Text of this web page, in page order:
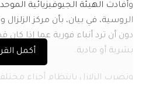
وأفادت الهيئة الجيوفيزيائية
دون أن ترد أنباء فورية عما إذا
بشرية أو مادية.
وتضرب الزلازل بانتظام أجزاء
أكمل